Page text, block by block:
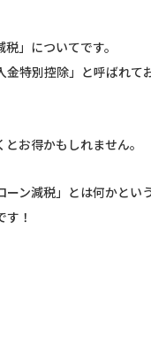
」についてです。
金特別控除」と呼ばれて
お得かもしれません。
ン減税」とは何かという
！